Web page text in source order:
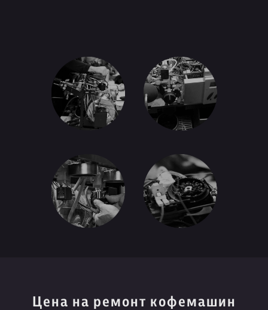
Цена на ремонт кофемашин